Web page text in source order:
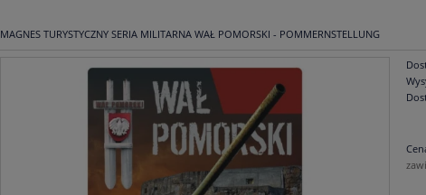
MAGNES TURYSTYCZNY SERIA MILITARNA WAŁ POMORSKI - POMMERNSTELLUNG